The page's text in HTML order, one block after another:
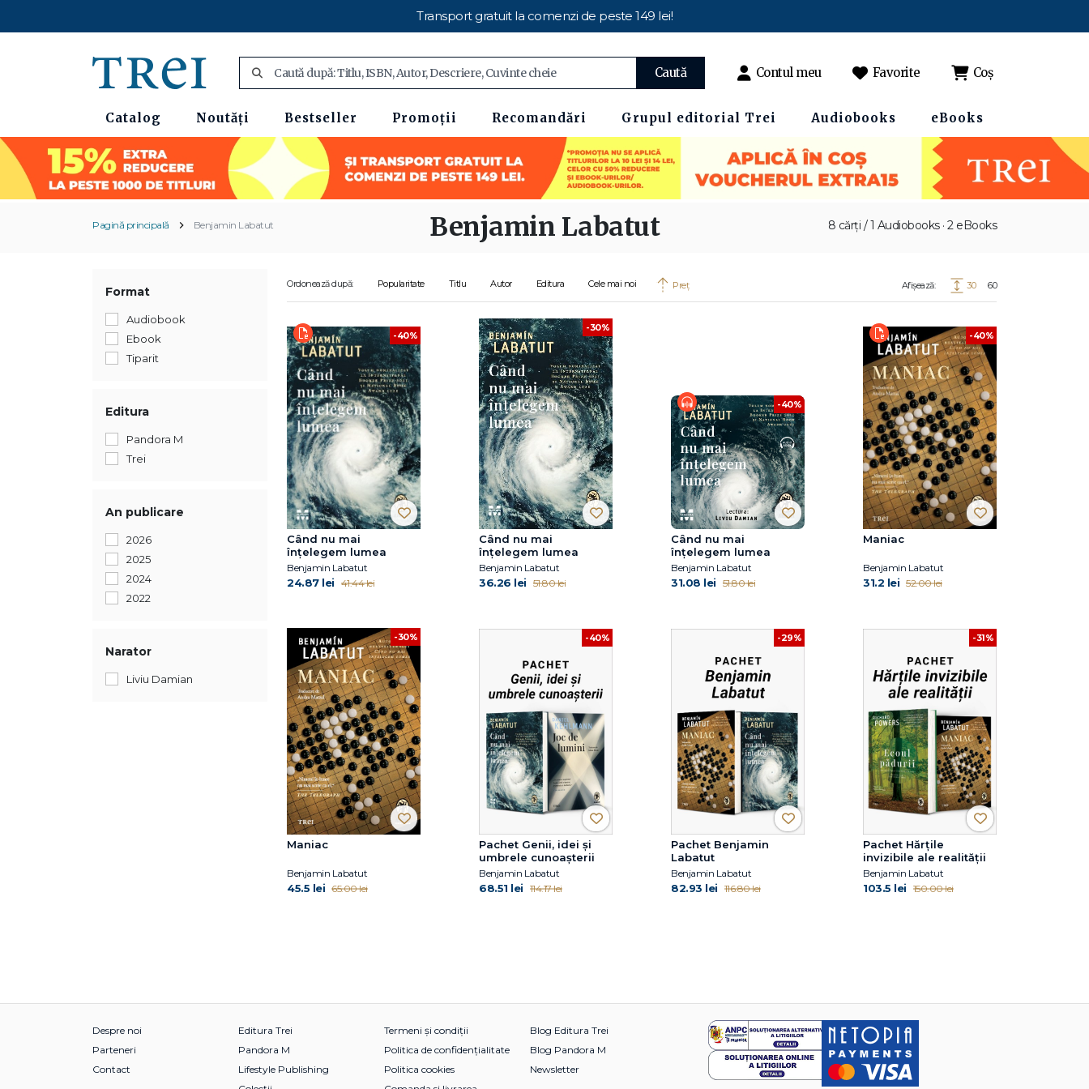
Transport gratuit la comenzi de peste 149 lei!
Caută Contul meu Favorite Coș
Catalog Noutăți Bestseller Promoții Recomandări Grupul editorial Trei Audiobooks eBooks
Pagină principală Benjamin Labatut 8 cărți / 1 Audiobooks · 2 eBooks
Benjamin Labatut
Format
Audiobook
Ebook
Tiparit
Editura
Pandora M
Trei
An publicare
2026
2025
2024
2022
Narator
Liviu Damian
Ordonează după: Popularitate Titlu Autor Editura Cele mai noi Preț Afișează: 30 60
-40%
Când nu mai
înțelegem lumea
Benjamin Labatut
24.87 lei 41.44 lei
-30%
Când nu mai
înțelegem lumea
Benjamin Labatut
36.26 lei 51.80 lei
-40%
Când nu mai
înțelegem lumea
Benjamin Labatut
31.08 lei 51.80 lei
-40%
Maniac
Benjamin Labatut
31.2 lei 52.00 lei
-30%
Maniac
Benjamin Labatut
45.5 lei 65.00 lei
-40%
Pachet Genii, idei și
umbrele cunoașterii
Benjamin Labatut
68.51 lei 114.17 lei
-29%
Pachet Benjamin
Labatut
Benjamin Labatut
82.93 lei 116.80 lei
-31%
Pachet Hărțile
invizibile ale realității
Benjamin Labatut
103.5 lei 150.00 lei
Despre noi
Parteneri
Contact
Editura Trei
Pandora M
Lifestyle Publishing
Termeni și condiții
Politica de confidențialitate
Politica cookies
Blog Editura Trei
Blog Pandora M
Newsletter